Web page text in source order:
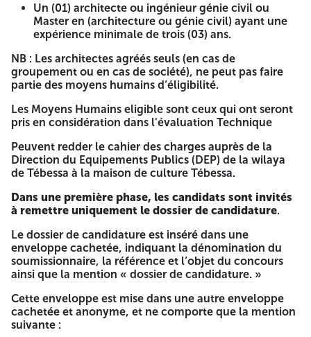
marché est inséré dans les organes de presse qui ont assuré
la publication de l’avis d’appel d’offres, lorsque cela est
possible. Le soumissionnaire qui conteste l’attribution
provisoire d’un marché ou son annulation, la déclaration
d’infructuosité ou le cadre d’un appel d’offre, auprès de la
commission des marchés publics de la wilaya. LE
DIRECTEUR DzTenders.com Anep 2623002136 Aujourd’hui
News le 19/03/2026 A -=-=-=-
RÉPUBLIQUE ALGÉRIENNE
DÉMOCRATIQUE ET POPULAIRE
TEBESSA
AVIS D'UN CONCOURS NATIONAL
RESTRÉINT N° 13/ D E P / 2026
La Direction des Équipements Publics de la wilaya de
TEBESSA, lance un concours national restreint concernant
Un (01) architecte ou ingénieur génie civil ou
Master en (architecture ou génie civil) ayant une
expérience minimale de trois (03) ans.
NB : Les architectes agréés seuls (en cas de
groupement ou en cas de société), ne peut pas faire
partie des moyens humains d’éligibilité.
Les Moyens Humains eligible sont ceux qui ont seront
pris en considération dans l'évaluation Technique
Peuvent redder le cahier des charges auprès de la
Direction du Equipements Publics (DEP) de la wilaya
de Tébessa à la maison de culture Tébessa.
Dans une première phase, les candidats sont invités
à remettre uniquement le dossier de candidature.
Le dossier de candidature est inséré dans une
enveloppe cachetée, indiquant la dénomination du
soumissionnaire, la référence et l’objet du concours
ainsi que la mention « dossier de candidature. »
Cette enveloppe est mise dans une autre enveloppe
cachetée et anonyme, et ne comporte que la mention
suivante :